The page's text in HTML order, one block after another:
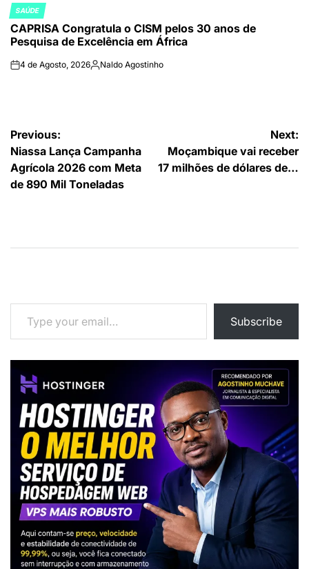
POSTED
IN
SAÚDE
CAPRISA Congratula o CISM pelos 30 anos de
Pesquisa de Excelência em África
on4 de Agosto, 2026Publicado
Naldo Agostinho
Navegação
de
artigos
Previous:
Niassa Lança Campanha
Agrícola 2026 com Meta
de 890 Mil Toneladas
Next:
Moçambique vai receber
17 milhões de dólares de…
Type your email…
Subscribe